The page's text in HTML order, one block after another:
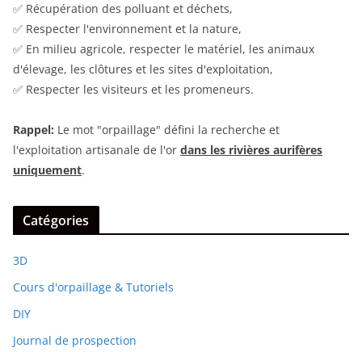
✅ Récupération des polluant et déchets,
✅ Respecter l'environnement et la nature,
✅ En milieu agricole, respecter le matériel, les animaux
d'élevage, les clôtures et les sites d'exploitation,
✅ Respecter les visiteurs et les promeneurs.
Rappel: Le mot "orpaillage" défini la recherche et
l'exploitation artisanale de l'or dans les rivières aurifères
uniquement.
Catégories
3D
Cours d'orpaillage & Tutoriels
DIY
Journal de prospection